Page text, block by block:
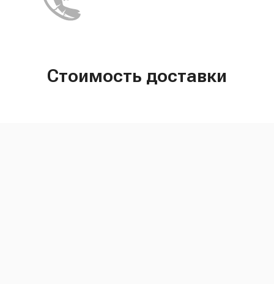
Стоимость доставки